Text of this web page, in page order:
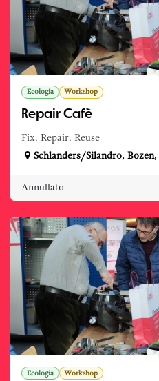
Ecologia Workshop
Repair Cafè
Fix, Repair, Reuse
Schlanders/Silandro, Bozen,
Annullato
Ecologia Workshop